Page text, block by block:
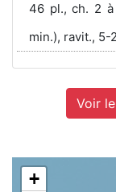
46 pl., ch. 2 à
min.), ravit., 5-
Voir
+